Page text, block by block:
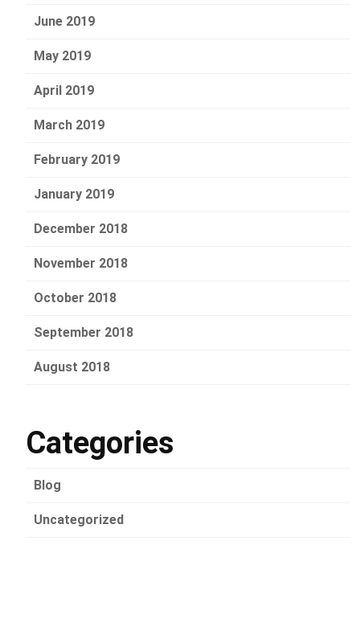
June 2019
May 2019
April 2019
March 2019
February 2019
January 2019
December 2018
November 2018
October 2018
September 2018
August 2018
Categories
Blog
Uncategorized